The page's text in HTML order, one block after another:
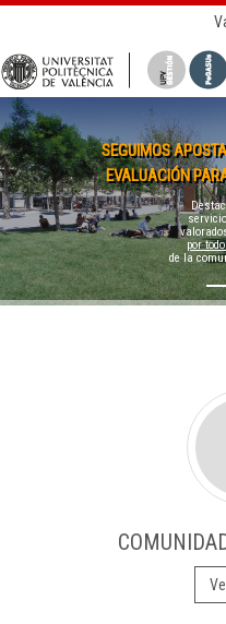
SEGUIMOS
EVALUACIÓN
por
de la